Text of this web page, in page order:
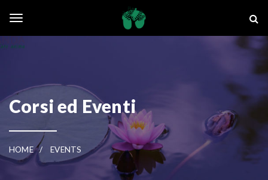
Corsi ed Eventi
HOME EVENTS